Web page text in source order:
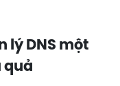
lý DNS một
quả